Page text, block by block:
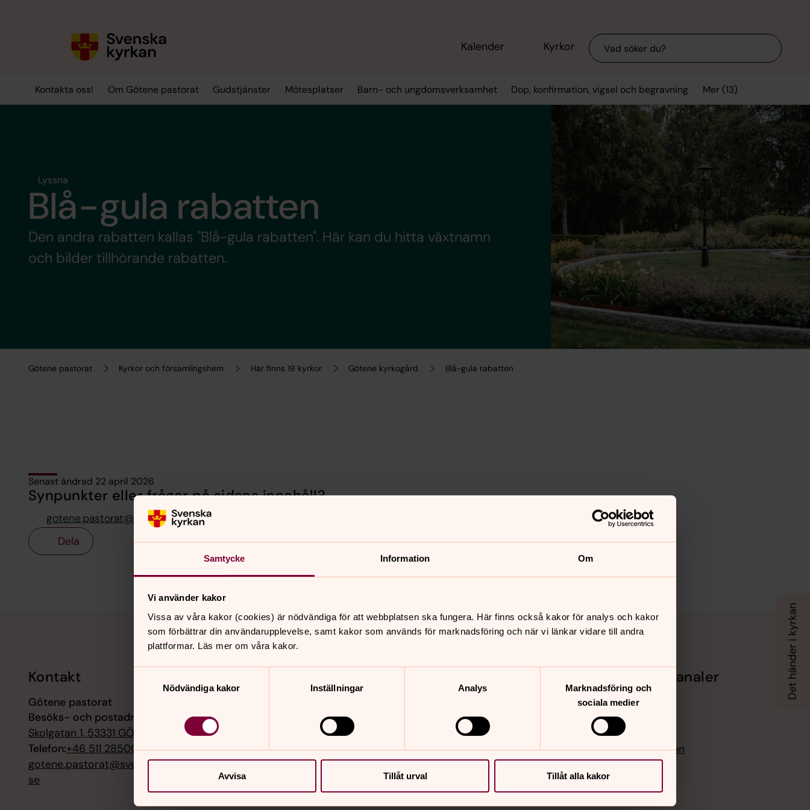
Samtycke Information Om
Vi använder kakor
Vissa av våra kakor (cookies) är nödvändiga för att webbplatsen ska fungera. Här finns också kakor för analys och kakor
som förbättrar din användarupplevelse, samt kakor som används för marknadsföring och när vi länkar vidare till andra
plattformar. Läs mer om våra kakor.
Nödvändiga kakor
Inställningar Analys
Marknadsföring och
sociala medier
Avvisa Tillåt urval Tillåt alla kakor
Kalender Kyrkor Sök
Kontakta oss! Om Götene pastorat Gudstjänster Mötesplatser Barn- och ungdomsverksamhet Dop, konfirmation, vigsel och begravning Mer (13)
Götene pastorat Kyrkor och församlingshem Här finns 19 kyrkor Götene kyrkogård Blå-gula rabatten
Lyssna
Blå-gula rabatten
Den andra rabatten kallas "Blå-gula rabatten". Här kan du hitta växtnamn
och bilder tillhörande rabatten.
Senast ändrad 22 april 2026
Synpunkter eller frågor på sidans innehåll?
gotene.pastorat@svenskakyrkan.se
Dela
Kontakt
Götene pastorat
Besöks- och postadress:
Skolgatan 1, 53331 GÖTENE
Telefon:+46 511 28500
gotene.pastorat@svenskakyrkan.
se
Pilgrimsmässa i Husaby kyrka,
9 augusti 19.00
Sommarmusik i Holmestads
kyrka, Holmestads kyrka
Dop, konfirmation, vigsel och
begravning
Barn- och ungdomsverksamhet
Musik
Körer
Mötesplatser
Sociala kanaler
Facebook
Instagram
Youtube
Vimeo
Bloggportalen